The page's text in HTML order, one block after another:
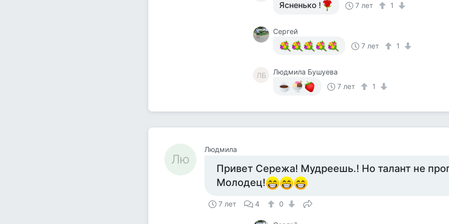
Ясненько ! 7 лет 1
Сергей
7 лет
1
ЛБ
Людмила Бушуева
7 лет
1
Лю
Людмила
Привет Сережа! Мудреешь.! Но талант не
Молодец!
7 лет 4 0